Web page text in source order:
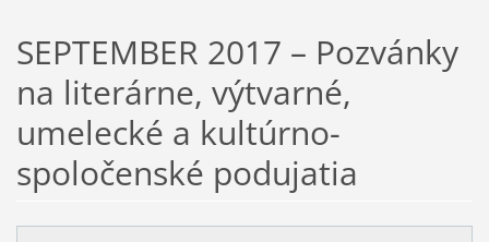
SEPTEMBER 2017 – Pozvánky
na literárne, výtvarné,
umelecké a kultúrno-
spoločenské podujatia